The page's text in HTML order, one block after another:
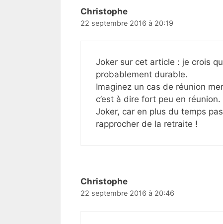
Christophe
22 septembre 2016 à 20:19
Joker sur cet article : je crois
probablement durable.
Imaginez un cas de réunion
c’est à dire fort peu en réunion.
Joker, car en plus du temps
rapprocher de la retraite !
Christophe
22 septembre 2016 à 20:46